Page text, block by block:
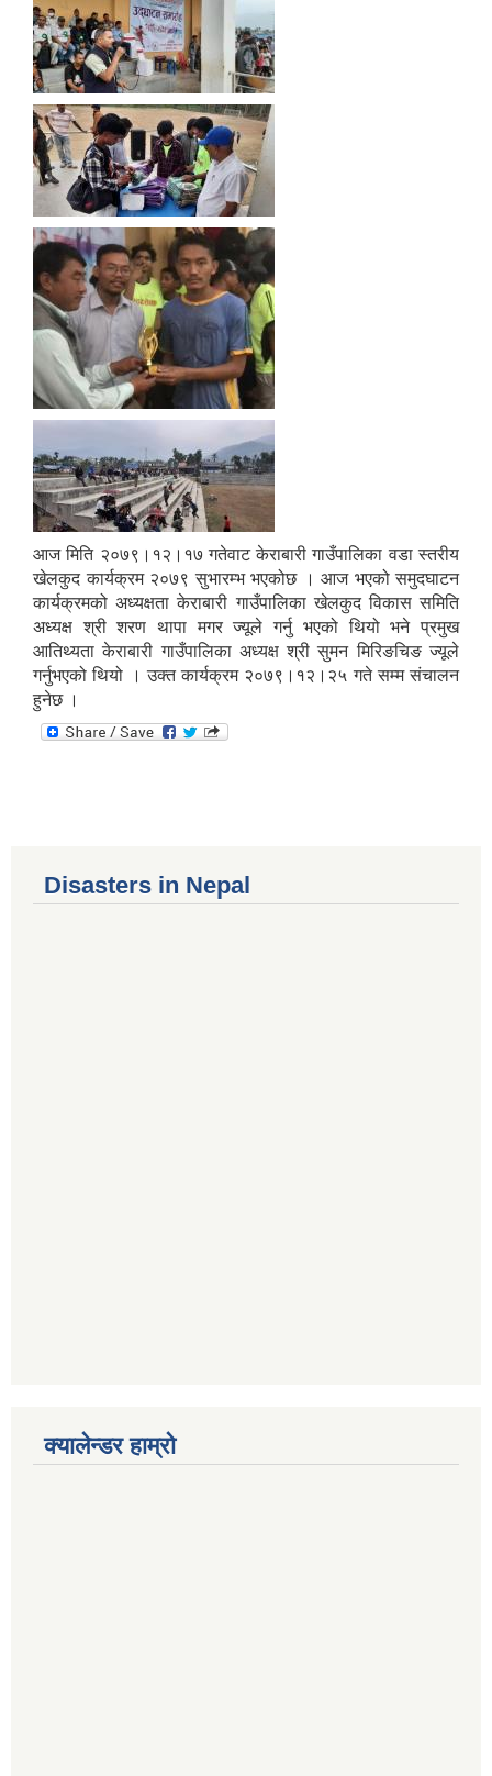
आज मिति २०७९।१२।१७ गतेवाट केराबारी गाउँपालिका वडा स्तरीय
खेलकुद कार्यक्रम २०७९ सुभारम्भ भएकोछ । आज भएको समुदघाटन
कार्यक्रमको अध्यक्षता केराबारी गाउँपालिका खेलकुद विकास समिति
अध्यक्ष श्री शरण थापा मगर ज्यूले गर्नु भएको थियो भने प्रमुख
आतिथ्यता केराबारी गाउँपालिका अध्यक्ष श्री सुमन मिरिङचिङ ज्यूले
गर्नुभएको थियो । उक्त कार्यक्रम २०७९।१२।२५ गते सम्म संचालन
हुनेछ ।
Disasters in Nepal
क्यालेन्डर हाम्रो